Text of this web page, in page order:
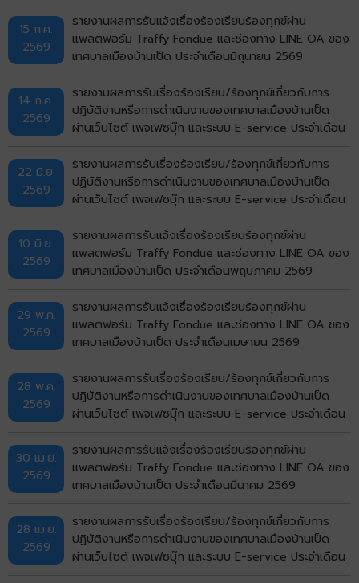
15 ก.ค.
2569
รายงานผลการรับแจ้งเรื่องร้องเรียนร้องทุกข์ผ่าน
แพลตฟอร์ม Traffy Fondue และช่องทาง LINE OA ของ
เทศบาลเมืองบ้านเป็ด ประจำเดือนมิถุนายน 2569
14 ก.ค.
2569
รายงานผลการรับเรื่องร้องเรียน/ร้องทุกข์เกี่ยวกับการ
ปฏิบัติงานหรือการดำเนินงานของเทศบาลเมืองบ้านเป็ด
ผ่านเว็บไซต์ เพจเฟซบุ๊ก และระบบ E-service ประจำเดือน
22 มิ.ย.
2569
รายงานผลการรับเรื่องร้องเรียน/ร้องทุกข์เกี่ยวกับการ
ปฏิบัติงานหรือการดำเนินงานของเทศบาลเมืองบ้านเป็ด
ผ่านเว็บไซต์ เพจเฟซบุ๊ก และระบบ E-service ประจำเดือน
10 มิ.ย.
2569
รายงานผลการรับแจ้งเรื่องร้องเรียนร้องทุกข์ผ่าน
แพลตฟอร์ม Traffy Fondue และช่องทาง LINE OA ของ
เทศบาลเมืองบ้านเป็ด ประจำเดือนพฤษภาคม 2569
29 พ.ค.
2569
รายงานผลการรับแจ้งเรื่องร้องเรียนร้องทุกข์ผ่าน
แพลตฟอร์ม Traffy Fondue และช่องทาง LINE OA ของ
เทศบาลเมืองบ้านเป็ด ประจำเดือนเมษายน 2569
28 พ.ค.
2569
รายงานผลการรับเรื่องร้องเรียน/ร้องทุกข์เกี่ยวกับการ
ปฏิบัติงานหรือการดำเนินงานของเทศบาลเมืองบ้านเป็ด
ผ่านเว็บไซต์ เพจเฟซบุ๊ก และระบบ E-service ประจำเดือน
30 เม.ย.
2569
รายงานผลการรับแจ้งเรื่องร้องเรียนร้องทุกข์ผ่าน
แพลตฟอร์ม Traffy Fondue และช่องทาง LINE OA ของ
เทศบาลเมืองบ้านเป็ด ประจำเดือนมีนาคม 2569
28 เม.ย.
2569
รายงานผลการรับเรื่องร้องเรียน/ร้องทุกข์เกี่ยวกับการ
ปฏิบัติงานหรือการดำเนินงานของเทศบาลเมืองบ้านเป็ด
ผ่านเว็บไซต์ เพจเฟซบุ๊ก และระบบ E-service ประจำเดือน